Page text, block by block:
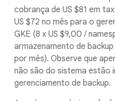
cobrança de US $81 em
US $72 no mês para o
GKE (8 x US $9,00 /
armazenamento de
por mês). Observe que
não são do sistema estão
gerenciamento de backup.